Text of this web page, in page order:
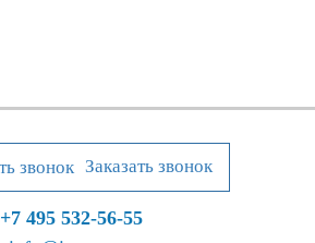
Заказать звонок
+7 495 532-56-55